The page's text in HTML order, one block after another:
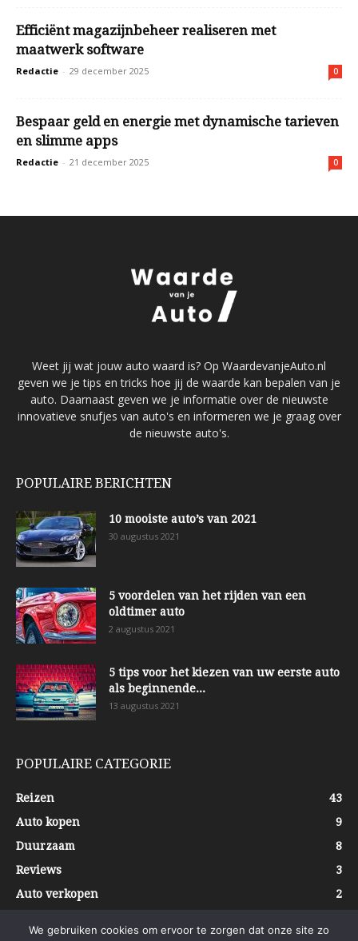
Efficiënt magazijnbeheer realiseren met
maatwerk software
Redactie - 29 december 2025 0
Bespaar geld en energie met dynamische tarieven
en slimme apps
Redactie - 21 december 2025 0
Weet jij wat jouw auto waard is? Op WaardevanjeAuto.nl
geven we je tips en tricks hoe jij de waarde kan bepalen van je
auto. Daarnaast geven we je informatie over de nieuwste
innovatieve snufjes van auto's en informeren we je graag over
de nieuwste auto's.
POPULAIRE BERICHTEN
10 mooiste auto’s van 2021
30 augustus 2021
5 voordelen van het rijden van een
oldtimer auto
2 augustus 2021
5 tips voor het kiezen van uw eerste auto
als beginnende...
13 augustus 2021
POPULAIRE CATEGORIE
Reizen
43
Auto kopen
9
Duurzaam
8
Reviews
3
Auto verkopen
2
We gebruiken cookies om ervoor te zorgen dat onze site zo